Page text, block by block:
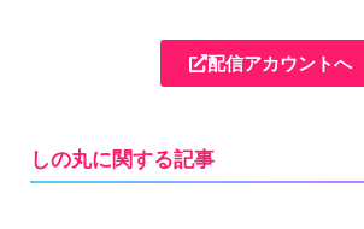
配信アカウントへ
しの丸に関する記事